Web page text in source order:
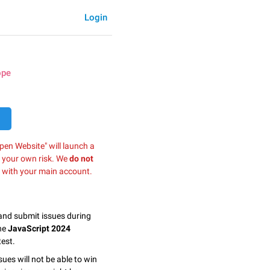
Login
Website" will launch a
own risk. Wedo not
your main account.
submit issues during
JavaScript 2024
will not be able to win